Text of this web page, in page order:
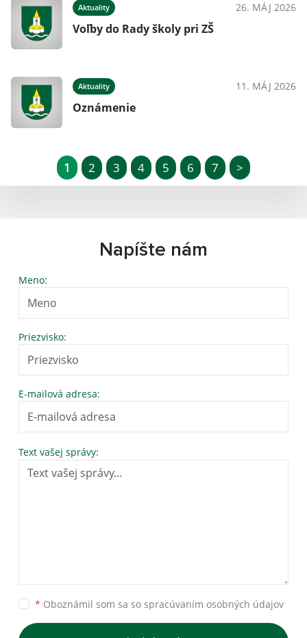
Aktuality 26. MÁJ 2026
Voľby do Rady školy pri ZŠ
Aktuality 11. MÁJ 2026
Oznámenie
1 2 3 4 5 6 7 >
Napíšte nám
Meno:
Priezvisko:
E-mailová adresa:
Text vašej správy:
* Oboznámil som sa so spracúvaním osobných údajov